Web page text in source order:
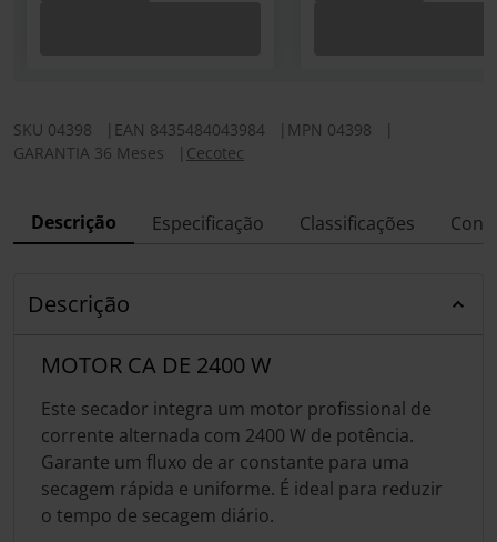
SKU 04398 EAN 8435484043984 MPN 04398
GARANTIA 36 Meses
Cecotec
Descrição Especificação Classificações
Descrição
MOTOR CA DE 2400 W
Este secador integra um motor profissional de
corrente alternada com 2400 W de potência.
Garante um fluxo de ar constante para uma
secagem rápida e uniforme. É ideal para reduzir
o tempo de secagem diário.